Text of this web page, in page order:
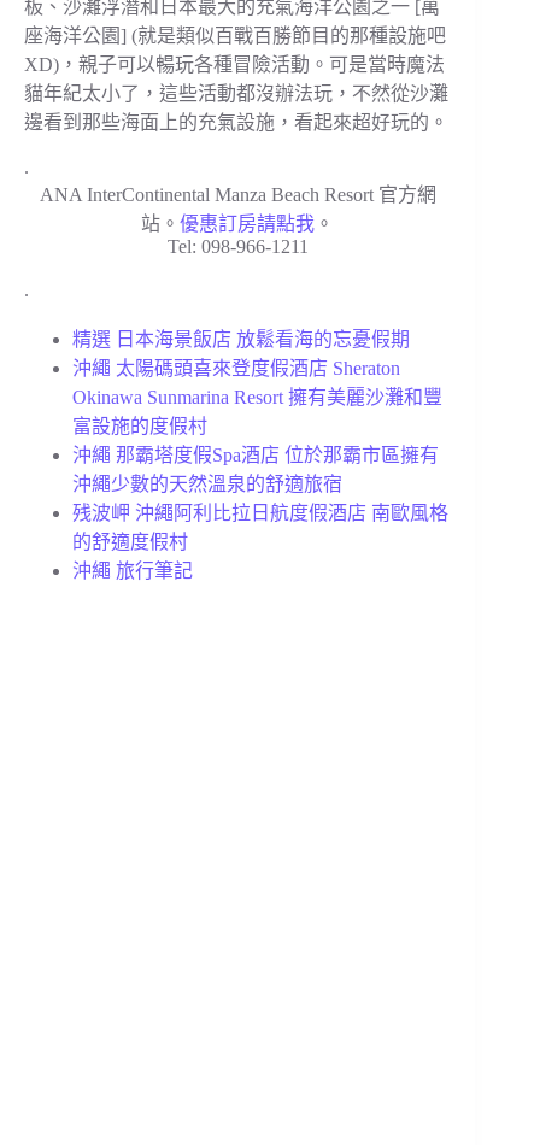
板、沙灘浮潛和日本最大的充氣海洋公園之一 [萬
座海洋公園] (就是類似百戰百勝節目的那種設施吧
XD)，親子可以暢玩各種冒險活動。可是當時魔法
貓年紀太小了，這些活動都沒辦法玩，不然從沙灘
邊看到那些海面上的充氣設施，看起來超好玩的。
.
ANA InterContinental Manza Beach Resort 官方網
站。優惠訂房請點我 。
Tel: 098-966-1211
.
精選 日本海景飯店 放鬆看海的忘憂假期
沖繩 太陽碼頭喜來登度假酒店 Sheraton
Okinawa Sunmarina Resort 擁有美麗沙灘和豐
富設施的度假村
沖繩 那霸塔度假Spa酒店 位於那霸市區擁有
沖繩少數的天然溫泉的舒適旅宿
残波岬 沖繩阿利比拉日航度假酒店 南歐風格
的舒適度假村
沖繩 旅行筆記